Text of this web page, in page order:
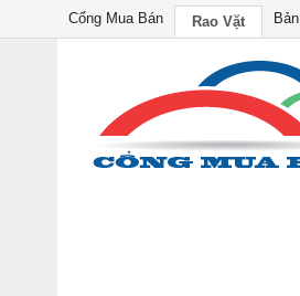
Cổng Mua Bán Rao Vặt